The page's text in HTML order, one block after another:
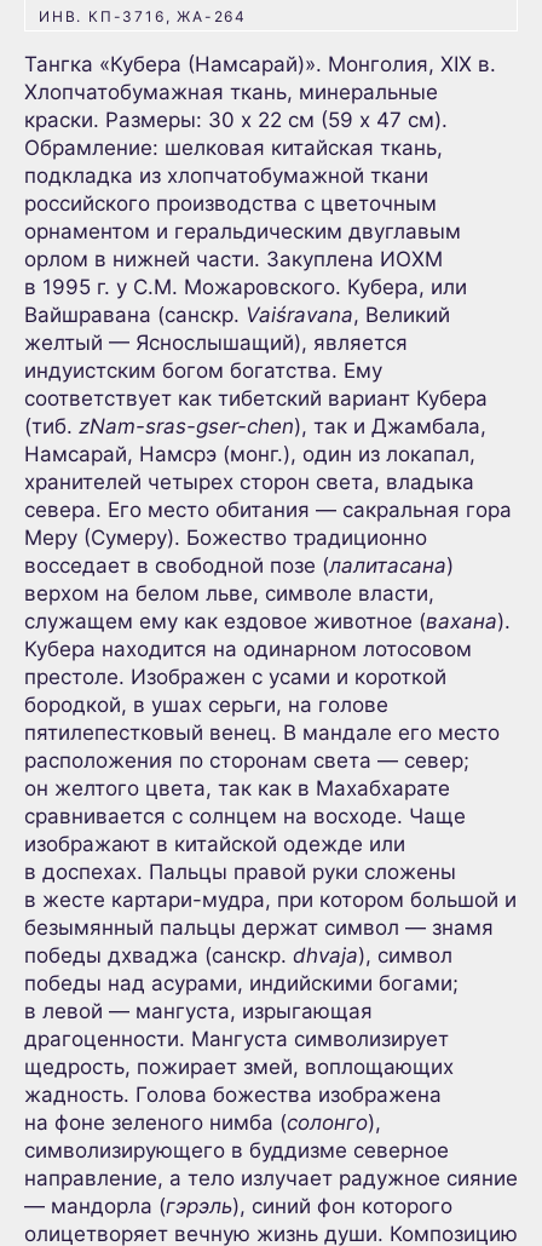
ИНВ. КП-3716, ЖА-264
Тангка «Кубера (Намсарай)». Монголия, XIX в.
Хлопчатобумажная ткань, минеральные
краски. Размеры: 30 х 22 см (59 х 47 см).
Обрамление: шелковая китайская ткань,
подкладка из хлопчатобумажной ткани
российского производства с цветочным
орнаментом и геральдическим двуглавым
орлом в нижней части. Закуплена ИОХМ
в 1995 г. у С.М. Можаровского. Кубера, или
Вайшравана (санскр. Vaiśravana, Великий
желтый — Яснослышащий), является
индуистским богом богатства. Ему
соответствует как тибетский вариант Кубера
(тиб. zNam-sras-gser-chen), так и Джамбала,
Намсарай, Намсрэ (монг.), один из локапал,
хранителей четырех сторон света, владыка
севера. Его место обитания — сакральная гора
Меру (Сумеру). Божество традиционно
восседает в свободной позе (лалитасана)
верхом на белом льве, символе власти,
служащем ему как ездовое животное (вахана).
Кубера находится на одинарном лотосовом
престоле. Изображен с усами и короткой
бородкой, в ушах серьги, на голове
пятилепестковый венец. В мандале его место
расположения по сторонам света — север;
он желтого цвета, так как в Махабхарате
сравнивается с солнцем на восходе. Чаще
изображают в китайской одежде или
в доспехах. Пальцы правой руки сложены
в жесте картари-мудра, при котором большой и
безымянный пальцы держат символ — знамя
победы дхваджа (санскр. dhvaja), символ
победы над асурами, индийскими богами;
в левой — мангуста, изрыгающая
драгоценности. Мангуста символизирует
щедрость, пожирает змей, воплощающих
жадность. Голова божества изображена
на фоне зеленого нимба (солонго),
символизирующего в буддизме северное
направление, а тело излучает радужное сияние
— мандорла (гэрэль), синий фон которого
олицетворяет вечную жизнь души. Композицию